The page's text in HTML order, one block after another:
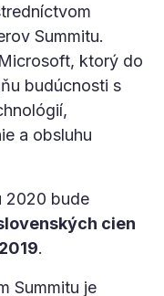
Summitu.
ktorý do
budúcnosti s
a obsluhu
2020 bude
cien
.
Summitu je